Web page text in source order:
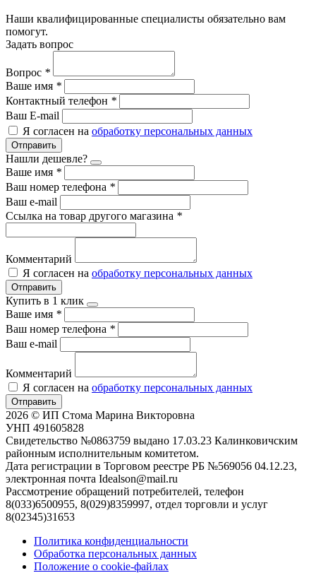
Наши квалифицированные специалисты обязательно вам
помогут.
Задать вопрос
Вопрос *
Ваше имя *
Контактный телефон *
Ваш E-mail
Я согласен на обработку персональных данных
Отправить
Нашли дешевле?
Ваше имя *
Ваш номер телефона *
Ваш e-mail
Ссылка на товар другого магазина *
Комментарий
Я согласен на обработку персональных данных
Отправить
Купить в 1 клик
Ваше имя *
Ваш номер телефона *
Ваш e-mail
Комментарий
Я согласен на обработку персональных данных
Отправить
2026 © ИП Стома Марина Викторовна
УНП 491605828
Свидетельство №0863759 выдано 17.03.23 Калинковичским
районным исполнительным комитетом.
Дата регистрации в Торговом реестре РБ №569056 04.12.23,
электронная почта Idealson@mail.ru
Рассмотрение обращений потребителей, телефон
8(033)6500955, 8(029)8359997, отдел торговли и услуг
8(02345)31653
Политика конфиденциальности
Обработка персональных данных
Положение о cookie-файлах